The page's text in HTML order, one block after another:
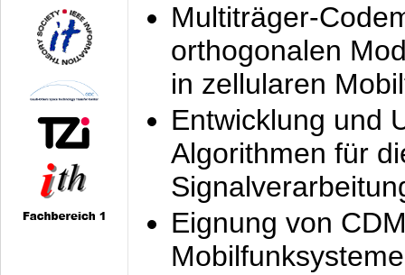
Multiträger-
orthogonalen
in zellularen
Entwicklung und
Algorithmen für
Eignung von
Mobilfunksysteme